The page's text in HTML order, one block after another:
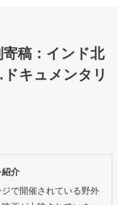
寄稿：インド北
キュメンタリ
介
で開催されている野外